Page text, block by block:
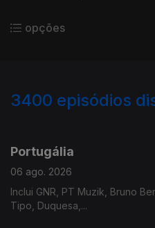
opções
3400 episódios
Portugália
06 ago. 2026
Inclui GNR, PT Muzik, Bruno
Tipo, Duquesa,...